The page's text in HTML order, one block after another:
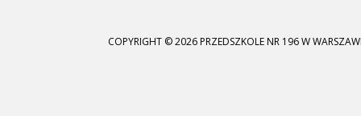
COPYRIGHT © 2026 PRZEDSZKOLE NR 196 W